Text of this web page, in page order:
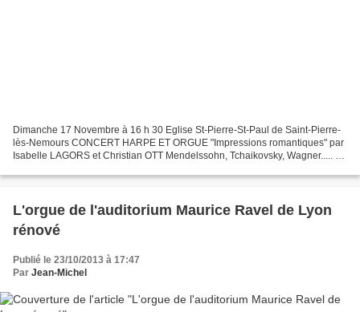
Dimanche 17 Novembre à 16 h 30 Eglise St-Pierre-St-Paul de Saint-Pierre-
lès-Nemours CONCERT HARPE ET ORGUE "Impressions romantiques" par
Isabelle LAGORS et Christian OTT Mendelssohn, Tchaikovsky, Wagner..... Le
L'orgue de l'auditorium Maurice Ravel de Lyon
rénové
Publié le 23/10/2013 à 17:47
Par Jean-Michel